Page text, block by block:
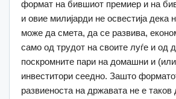
формат на бившиот премиер и на
и овие милијарди не освестија дека
може да смета, да се развива,
само од трудот на своите луѓе и од
поскромните пари на домашни и
инвеститори сеедно. Зашто
развиеноста на државата не е